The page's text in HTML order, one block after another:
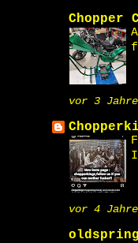
Chopper
vor 3
vor 4